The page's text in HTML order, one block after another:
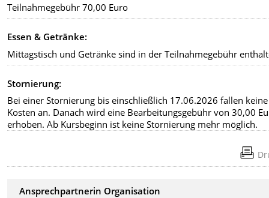
Teilnahmegebühr 70,00 Euro
Essen & Getränke:
Mittagstisch und Getränke sind in der Teilnahmegebühr
Stornierung:
Bei einer Stornierung bis einschließlich 17.06.2026 fallen keine
Kosten an. Danach wird eine Bearbeitungsgebühr von 30,00
erhoben. Ab Kursbeginn ist keine Stornierung mehr möglich.
Ansprechpartnerin Organisation